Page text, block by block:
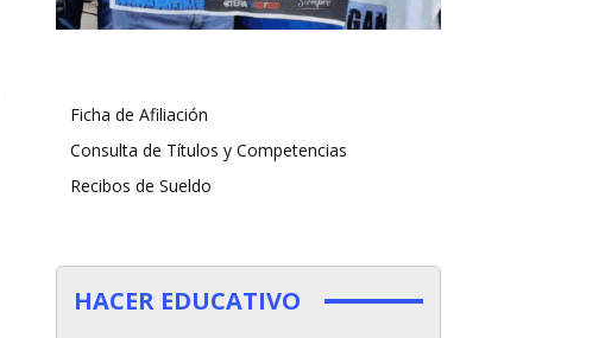
Ficha de Afiliación
Consulta de Títulos y Competencias
Recibos de Sueldo
HACER EDUCATIVO